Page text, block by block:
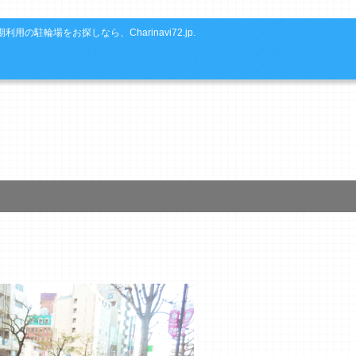
利用の駐輪場をお探しなら、Charinavi72.jp.